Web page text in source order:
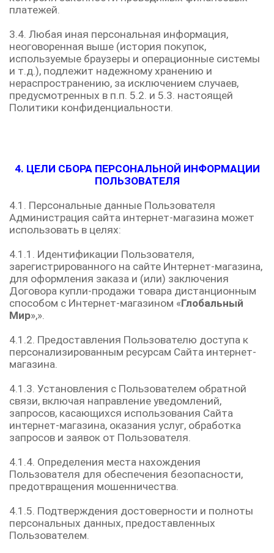
платежей.
3.4. Любая иная персональная информация,
неоговоренная выше (история покупок,
используемые браузеры и операционные системы
и т.д.), подлежит надежному хранению и
нераспространению, за исключением случаев,
предусмотренных в п.п. 5.2. и 5.3. настоящей
Политики конфиденциальности.
4. ЦЕЛИ СБОРА ПЕРСОНАЛЬНОЙ ИНФОРМАЦИИ
ПОЛЬЗОВАТЕЛЯ
4.1. Персональные данные Пользователя
Администрация сайта интернет-магазина может
использовать в целях:
4.1.1. Идентификации Пользователя,
зарегистрированного на сайте Интернет-магазина,
для оформления заказа и (или) заключения
Договора купли-продажи товара дистанционным
способом с Интернет-магазином «Глобальный
Мир»,».
4.1.2. Предоставления Пользователю доступа к
персонализированным ресурсам Сайта интернет-
магазина.
4.1.3. Установления с Пользователем обратной
связи, включая направление уведомлений,
запросов, касающихся использования Сайта
интернет-магазина, оказания услуг, обработка
запросов и заявок от Пользователя.
4.1.4. Определения места нахождения
Пользователя для обеспечения безопасности,
предотвращения мошенничества.
4.1.5. Подтверждения достоверности и полноты
персональных данных, предоставленных
Пользователем.